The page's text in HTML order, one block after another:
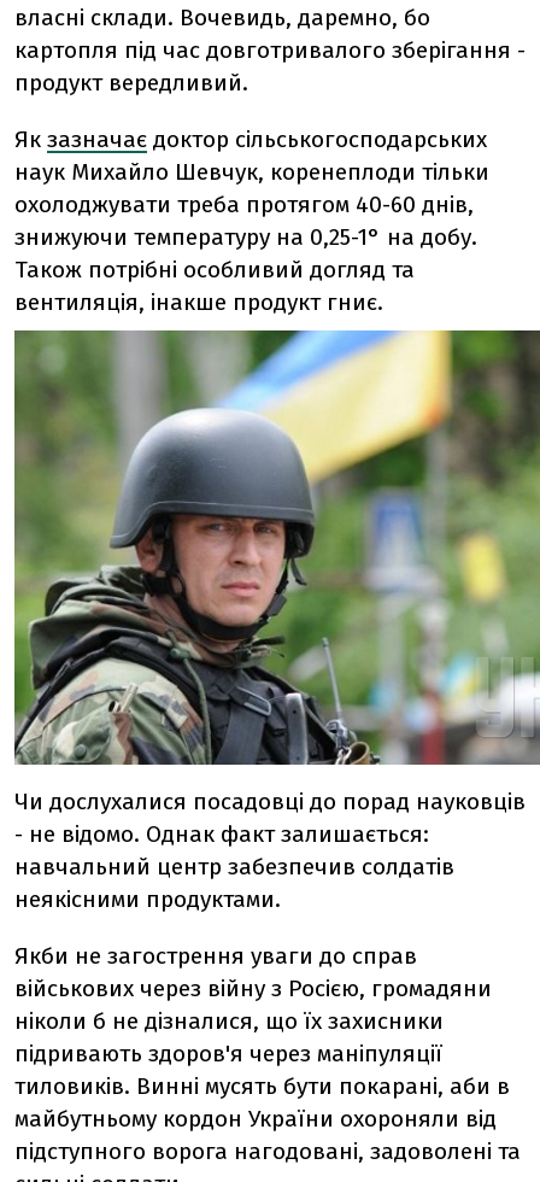
власні склади. Вочевидь, даремно, бо
картопля під час довготривалого зберігання -
продукт вередливий.
Як зазначає доктор сільськогосподарських
наук Михайло Шевчук, коренеплоди тільки
охолоджувати треба протягом 40-60 днів,
знижуючи температуру на 0,25-1° на добу.
Також потрібні особливий догляд та
вентиляція, інакше продукт гниє.
Чи дослухалися посадовці до порад науковців
- не відомо. Однак факт залишається:
навчальний центр забезпечив солдатів
неякісними продуктами.
Якби не загострення уваги до справ
військових через війну з Росією, громадяни
ніколи б не дізналися, що їх захисники
підривають здоров'я через маніпуляції
тиловиків. Винні мусять бути покарані, аби в
майбутньому кордон України охороняли від
підступного ворога нагодовані, задоволені та